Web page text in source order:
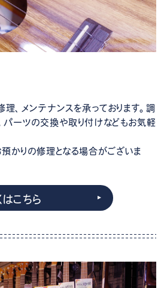
理、メンテナンスを承っております。調
ーツの交換や取り付けなどもお気軽
かりの修理となる場合がございま
はこちら